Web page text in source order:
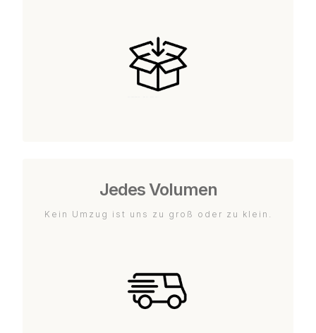
Jedes Volumen
Kein Umzug ist uns zu groß oder zu klein.